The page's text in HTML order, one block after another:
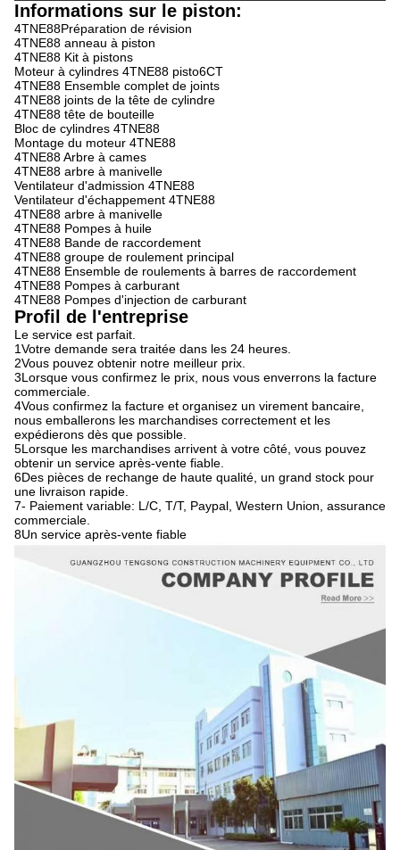
Informations sur le piston:
4TNE88Préparation de révision
4TNE88 anneau à piston
4TNE88 Kit à pistons
Moteur à cylindres 4TNE88 pisto6CT
4TNE88 Ensemble complet de joints
4TNE88 joints de la tête de cylindre
4TNE88 tête de bouteille
Bloc de cylindres 4TNE88
Montage du moteur 4TNE88
4TNE88 Arbre à cames
4TNE88 arbre à manivelle
Ventilateur d'admission 4TNE88
Ventilateur d'échappement 4TNE88
4TNE88 arbre à manivelle
4TNE88 Pompes à huile
4TNE88 Bande de raccordement
4TNE88 groupe de roulement principal
4TNE88 Ensemble de roulements à barres de raccordement
4TNE88 Pompes à carburant
4TNE88 Pompes d'injection de carburant
Profil de l'entreprise
Le service est parfait.
1Votre demande sera traitée dans les 24 heures.
2Vous pouvez obtenir notre meilleur prix.
3Lorsque vous confirmez le prix, nous vous enverrons la facture
commerciale.
4Vous confirmez la facture et organisez un virement bancaire,
nous emballerons les marchandises correctement et les
expédierons dès que possible.
5Lorsque les marchandises arrivent à votre côté, vous pouvez
obtenir un service après-vente fiable.
6Des pièces de rechange de haute qualité, un grand stock pour
une livraison rapide.
7- Paiement variable: L/C, T/T, Paypal, Western Union, assurance
commerciale.
8Un service après-vente fiable